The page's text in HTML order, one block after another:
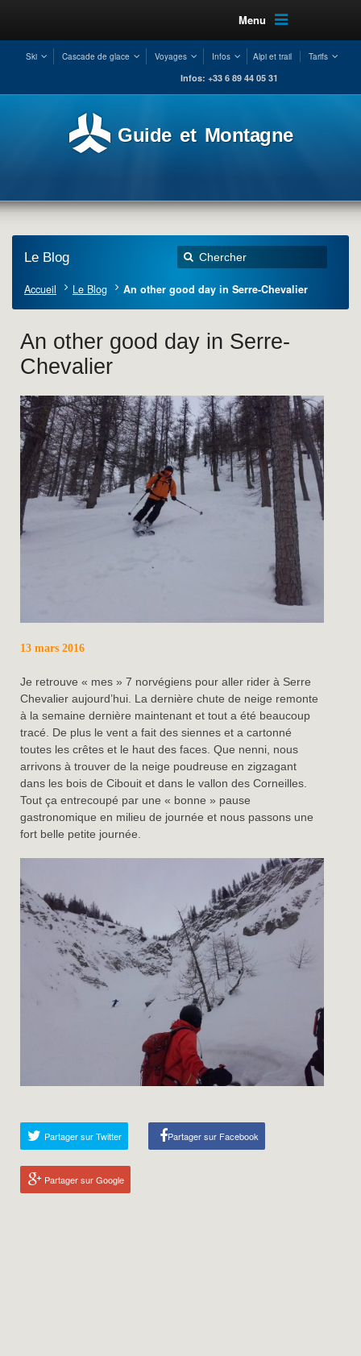
Menu
Ski Cascade de glace Voyages Infos Alpi et trail Tarifs
Infos: +33 6 89 44 05 31
Guide et Montagne
Le Blog
Accueil Le Blog An other good day in Serre-Chevalier
An other good day in Serre-
Chevalier
13 mars 2016
Je retrouve « mes » 7 norvégiens pour aller rider à Serre
Chevalier aujourd’hui. La dernière chute de neige remonte
à la semaine dernière maintenant et tout a été beaucoup
tracé. De plus le vent a fait des siennes et a cartonné
toutes les crêtes et le haut des faces. Que nenni, nous
arrivons à trouver de la neige poudreuse en zigzagant
dans les bois de Cibouit et dans le vallon des Corneilles.
Tout ça entrecoupé par une « bonne » pause
gastronomique en milieu de journée et nous passons une
fort belle petite journée.
Partager sur Twitter Partager sur Facebook
Partager sur Google